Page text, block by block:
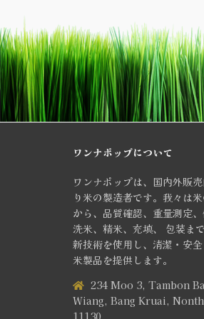
ワンナポップについて
ワンナポップは、国内外販
り米の製造者です。我々は
から、品質確認、重量測定、
洗米、精米、充填、 包装ま
新技術を使用し、清潔・安
米製品を提供します。
234 Moo 3, Tambon
Wiang, Bang Kruai,
11130